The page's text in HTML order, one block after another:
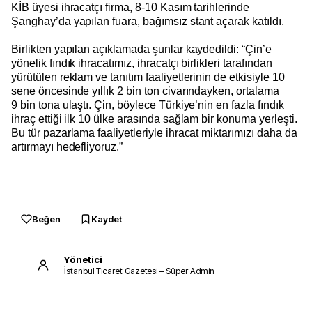
KİB üyesi ihracatçı firma, 8-10 Kasım tarihlerinde
Şanghay’da yapılan fuara, bağımsız stant açarak katıldı.
Birlikten yapılan açıklamada şunlar kaydedildi: “Çin’e
yönelik fındık ihracatımız, ihracatçı birlikleri tarafından
yürütülen reklam ve tanıtım faaliyetlerinin de etkisiyle 10
sene öncesinde yıllık 2 bin ton civarındayken, ortalama
9 bin tona ulaştı. Çin, böylece Türkiye’nin en fazla fındık
ihraç ettiği ilk 10 ülke arasında sağlam bir konuma yerleşti.
Bu tür pazarlama faaliyetleriyle ihracat miktarımızı daha da
artırmayı hedefliyoruz.”
Beğen Kaydet
Yönetici
İstanbul Ticaret Gazetesi – Süper Admin